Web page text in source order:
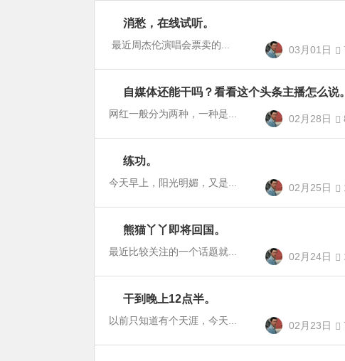
站
长
录
消愁，在线试听。
最近周杰伦演唱会票卖的... 03月01日
长
录
自媒体还能干吗？看看这个头条主播怎么说。
网红一般分为两种，一种是... 02月28日
站
长
录
练功。
今天早上，阳光明媚，又是... 02月25日
站
长
熊猫丫丫即将回国。
最近比较关注的一个话题就... 02月24日
站
长
干到晚上12点半。
以前只知道有个天涯，今天... 02月23日